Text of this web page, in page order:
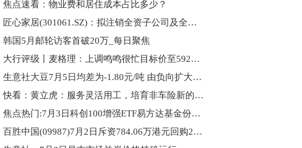
焦点速看：物业费和居住成本占比多少？
匠心家居(301061.SZ)：拟注销全资子公司及全资孙公司 聚看点
韩国5月邮轮访客首破20万_每日聚焦
大行评级丨麦格理：上调鸣鸣很忙目标价至592港元，维持“跑赢大市”评级
生意社大豆7月5日均差为-1.80元/吨 由负向扩大转为缩小
快看：黄立虎：服务灵活用工，培育非车险新的增长极
焦点热门:7月3日科创100增强ETF易方达基金份额减少100万份，重仓股源杰科技、华虹公司、睿创微纳
百胜中国(09987)7月2日斥资784.06万港元回购2.42万股_每日速递